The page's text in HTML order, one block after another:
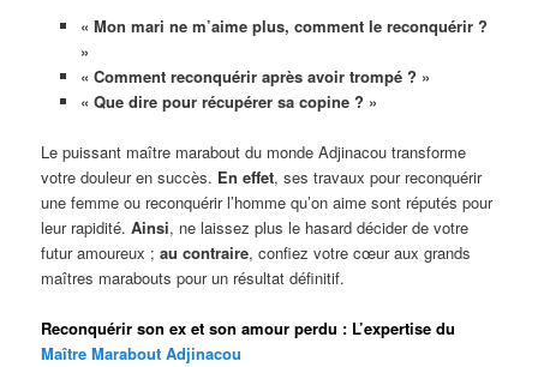
« Mon mari ne m’aime plus, comment le reconquérir ?
»
« Comment reconquérir après avoir trompé ? »
« Que dire pour récupérer sa copine ? »
Le puissant maître marabout du monde Adjinacou transforme
votre douleur en succès. En effet, ses travaux pour reconquérir
une femme ou reconquérir l’homme qu’on aime sont réputés pour
leur rapidité.Ainsi, ne laissez plus le hasard décider de votre
futur amoureux ;au contraire, confiez votre cœur aux grands
maîtres marabouts pour un résultat définitif.
Reconquérir son ex et son amour perdu : L’expertise du
Maître Marabout Adjinacou